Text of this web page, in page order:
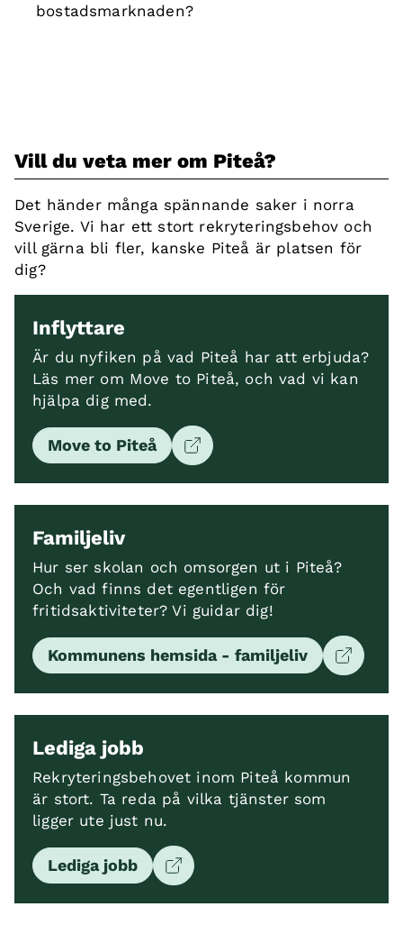
bostadsmarknaden?
Vill du veta mer om Piteå?
Det händer många spännande saker i norra
Sverige. Vi har ett stort rekryteringsbehov och
vill gärna bli fler, kanske Piteå är platsen för
dig?
Inflyttare
Är du nyfiken på vad Piteå har att erbjuda?
Läs mer om Move to Piteå, och vad vi kan
hjälpa dig med.
Move to Piteå
Familjeliv
Hur ser skolan och omsorgen ut i Piteå?
Och vad finns det egentligen för
fritidsaktiviteter? Vi guidar dig!
Kommunens hemsida - familjeliv
Lediga jobb
Rekryteringsbehovet inom Piteå kommun
är stort. Ta reda på vilka tjänster som
ligger ute just nu.
Lediga jobb